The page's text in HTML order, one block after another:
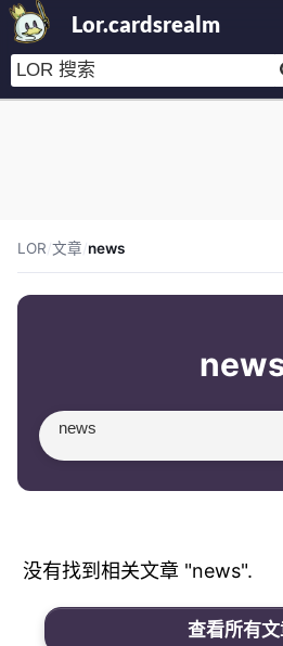
Lor.cardsrealm
LOR/文章/news
没有找到相关文章 "news".
查看所有